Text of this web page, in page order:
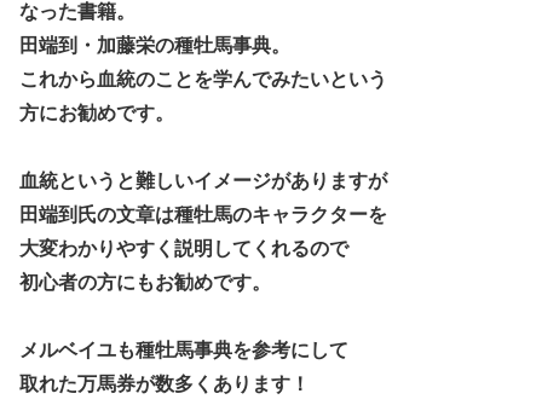
なった書籍。
田端到・加藤栄の種牡馬事典。
これから血統のことを学んでみたいという
方にお勧めです。
血統というと難しいイメージがありますが
田端到氏の文章は種牡馬のキャラクターを
大変わかりやすく説明してくれるので
初心者の方にもお勧めです。
メルベイユも種牡馬事典を参考にして
取れた万馬券が数多くあります！